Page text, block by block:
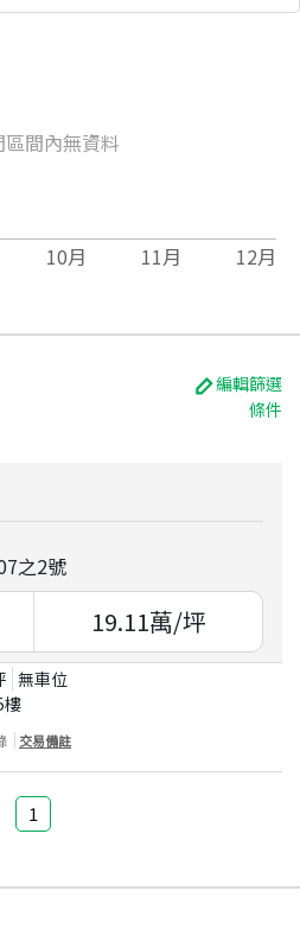
區間內無資料
10月 11月 12月
編輯篩選
條件
之2號
19.11萬/坪
無車位
樓
交易備註
1